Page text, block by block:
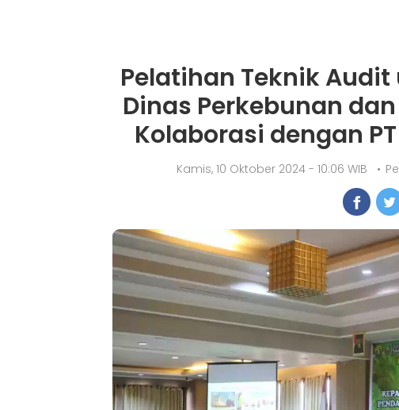
Pelatihan Teknik Audit
Dinas Perkebunan
Kolaborasi dengan
Kamis, 10 Oktober 2024 - 10:06 WIB •